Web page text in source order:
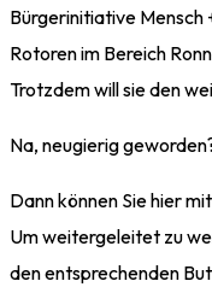
Bürgerinitiative Mensch
Rotoren im Bereich
Trotzdem will sie den
Na, neugierig
Dann können Sie hier
Um weitergeleitet zu
den entsprechenden